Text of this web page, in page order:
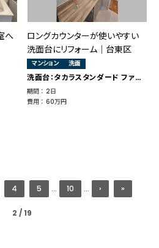
へ
ロングカウンターが使いやすい
洗面台にリフォーム｜台東区
マンション 洗面
洗面台：タカラスタンダード ファミーユ
期間 ： 2日
費用 ： 60万円
2 / 19
4 5 ... 10 ... › »